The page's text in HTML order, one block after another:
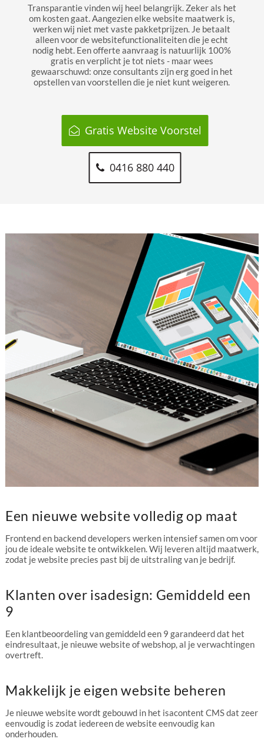
Transparantie vinden wij heel belangrijk. Zeker als het
om kosten gaat. Aangezien elke website maatwerk is,
werken wij niet met vaste pakketprijzen. Je betaalt
alleen voor de websitefunctionaliteiten die je echt
nodig hebt. Een offerte aanvraag is natuurlijk 100%
gratis en verplicht je tot niets - maar wees
gewaarschuwd: onze consultants zijn erg goed in het
opstellen van voorstellen die je niet kunt weigeren.
Gratis Website Voorstel
0416 880 440
Een nieuwe website volledig op maat
Frontend en backend developers werken intensief samen om voor
jou de ideale website te ontwikkelen. Wij leveren altijd maatwerk,
zodat je website precies past bij de uitstraling van je bedrijf.
Klanten over isadesign: Gemiddeld een
9
Een klantbeoordeling van gemiddeld een 9 garandeerd dat het
eindresultaat, je nieuwe website of webshop, al je verwachtingen
overtreft.
Makkelijk je eigen website beheren
Je nieuwe website wordt gebouwd in het isacontent CMS dat zeer
eenvoudig is zodat iedereen de website eenvoudig kan
onderhouden.